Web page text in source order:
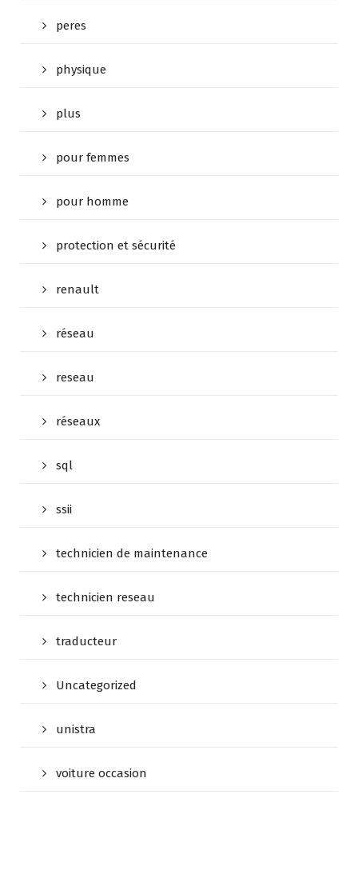
peres
physique
plus
pour femmes
pour homme
protection et sécurité
renault
réseau
reseau
réseaux
sql
ssii
technicien de maintenance
technicien reseau
traducteur
Uncategorized
unistra
voiture occasion